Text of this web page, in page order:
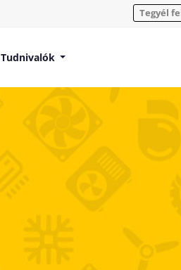
Tegyél
Tudnivalók